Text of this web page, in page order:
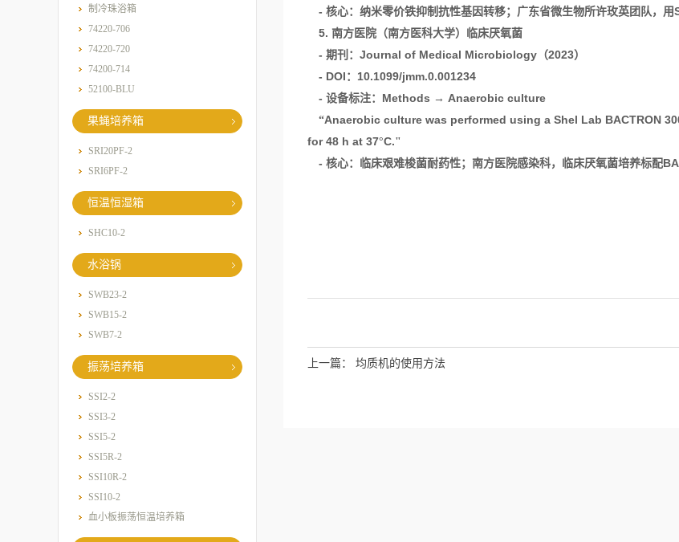
制冷珠浴箱
74220-706
74220-720
74200-714
52100-BLU
果蝇培养箱
SRI20PF-2
SRI6PF-2
恒温恒湿箱
SHC10-2
水浴锅
SWB23-2
SWB15-2
SWB7-2
振荡培养箱
SSI2-2
SSI3-2
SSI5-2
SSI5R-2
SSI10R-2
SSI10-2
血小板振荡恒温培养箱
- 核心：纳米零价铁抑制抗性基因转移；广东省微生物所许玫英团队，用
5. 南方医院（南方医科大学）临床厌氧菌
- 期刊： Journal of Medical Microbiology （2023）
- DOI ： 10.1099/jmm.0.001234
- 设备标注： Methods → Anaerobic culture
“Anaerobic culture was performed using a Shel Lab BACTRON
for 48 h at 37°C."
- 核心：临床艰难梭菌耐药性；南方医院感染科，临床厌氧菌培养标配
上一篇： 均质机的使用方法